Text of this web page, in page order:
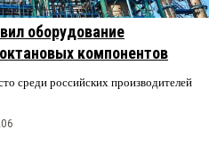
оборудование
компонентов
среди российских производителей